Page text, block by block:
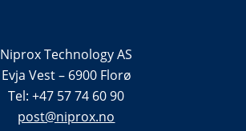
Niprox Technology AS
Evja Vest – 6900 Florø
Tel: +47 57 74 60 90
post@niprox.no